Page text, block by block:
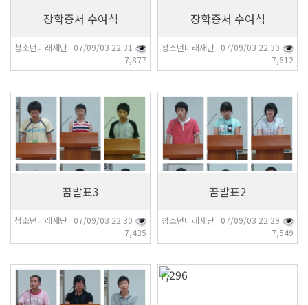
장학증서 수여식
청소년미래재단 07/09/03 22:31
7,877
장학증서 수여식
청소년미래재단 07/09/03 22:30
7,612
7,435
꿈발표3
청소년미래재단 07/09/03 22:30
7,435
7,549
꿈발표2
청소년미래재단 07/09/03 22:29
7,549
7,403 7,296